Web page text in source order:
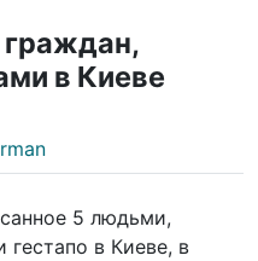
граждан,
в Киеве
5 людьми,
в Киеве, в